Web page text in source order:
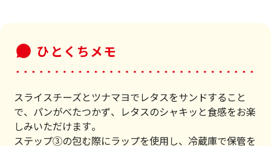
ひとくちメモ
スライスチーズとツナマヨでレタスをサンドすること
で、パンがべたつかず、レタスのシャキッと食感をお楽
しみいただけます。
ステップ③の包む際にラップを使用し、冷蔵庫で保管を